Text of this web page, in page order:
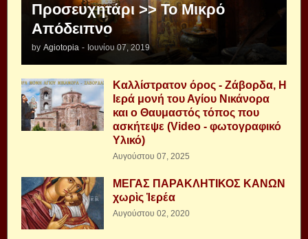
Προσευχητάρι >> Το Μικρό
Απόδειπνο
by Agiotopia - Ιουνίου 07, 2019
Καλλίστρατον όρος - Ζάβορδα, Η
Ιερά μονή του Αγίου Νικάνορα
και ο Θαυμαστός τόπος που
ασκήτεψε (Video - φωτογραφικό
Υλικό)
Αυγούστου 07, 2025
ΜΕΓΑΣ ΠΑΡΑΚΛΗΤΙΚΟΣ ΚΑΝΩΝ
χωρὶς Ἱερέα
Αυγούστου 02, 2020